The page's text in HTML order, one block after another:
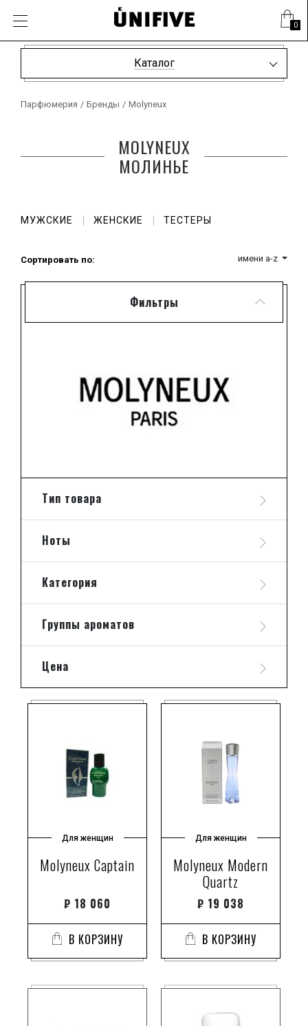
0
Каталог
Парфюмерия / Бренды / Molyneux
MOLYNEUX
МОЛИНЬЕ
МУЖСКИЕ ЖЕНСКИЕ ТЕСТЕРЫ
Фильтры
Тип товара
Ноты
Категория
Группы ароматов
Цена
Сортировать по: имени a-z
Для женщин
Molyneux Captain
₽ 18 060
В КОРЗИНУ
Для женщин
Molyneux Modern
Quartz
₽ 19 038
В КОРЗИНУ